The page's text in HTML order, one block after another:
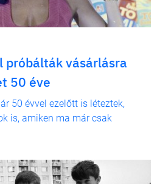
vásárlásra
50 éve
50 évvel ezelőtt is léteztek,
is, amiken ma már csak